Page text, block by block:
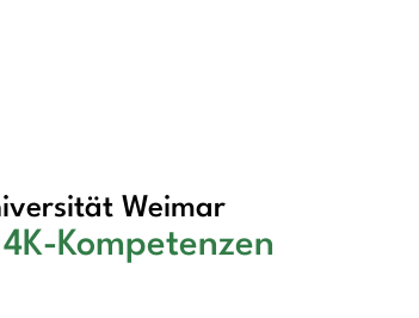
Weimar
Kompetenzen